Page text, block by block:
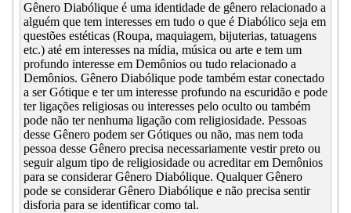
Gênero Diabólique é uma identidade de gênero relacionado a
alguém que tem interesses em tudo o que é Diabólico seja em
questões estéticas (Roupa, maquiagem, bijuterias, tatuagens
etc.) até em interesses na mídia, música ou arte e tem um
profundo interesse em Demônios ou tudo relacionado a
Demônios. Gênero Diabólique pode também estar conectado
a ser Gótique e ter um interesse profundo na escuridão e pode
ter ligações religiosas ou interesses pelo oculto ou também
pode não ter nenhuma ligação com religiosidade. Pessoas
desse Gênero podem ser Gótiques ou não, mas nem toda
pessoa desse Gênero precisa necessariamente vestir preto ou
seguir algum tipo de religiosidade ou acreditar em Demônios
para se considerar Gênero Diabólique. Qualquer Gênero
pode se considerar Gênero Diabólique e não precisa sentir
disforia para se identificar como tal.